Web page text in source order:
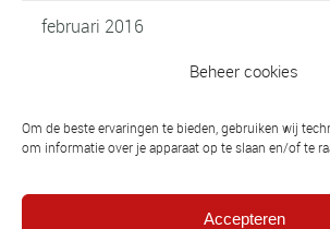
Beheer cookies
Om de beste ervaringen te bieden, gebruiken wij
om informatie over je apparaat op te slaan en/of te
Accepteren
februari 2016
oktober 2015